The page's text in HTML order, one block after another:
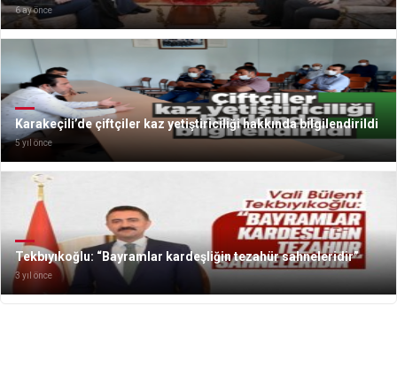
6 ay önce
Karakeçili’de çiftçiler kaz yetiştiriciliği hakkında bilgilendirildi
5 yıl önce
Tekbıyıkoğlu: “Bayramlar kardeşliğin tezahür sahneleridir”
3 yıl önce